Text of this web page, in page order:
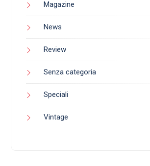
Magazine
News
Review
Senza categoria
Speciali
Vintage